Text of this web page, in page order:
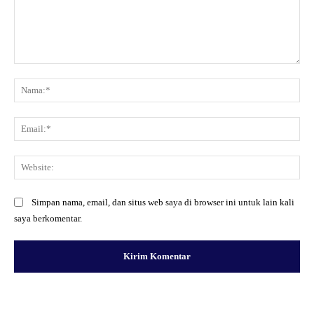
Simpan nama, email, dan situs web saya di browser ini untuk lain kali
saya berkomentar.